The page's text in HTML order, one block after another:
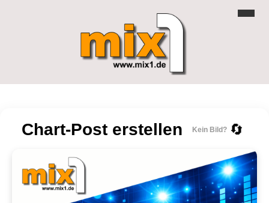
Chart-Post erstellen Kein Bild? 🔄